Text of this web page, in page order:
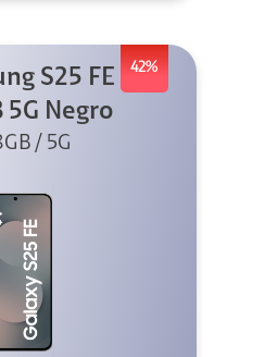
42%
S25 FE
5G Negro
/ 5G